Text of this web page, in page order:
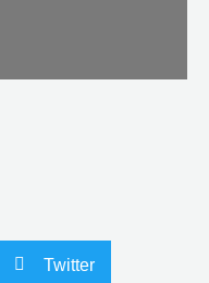
Twitter